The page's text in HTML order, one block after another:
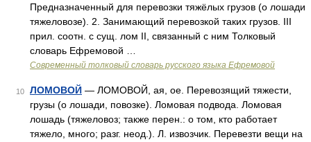
Предназначенный для перевозки тяжёлых грузов (о лошади
тяжеловозе). 2. Занимающий перевозкой таких грузов. III
прил. соотн. с сущ. лом II, связанный с ним Толковый
словарь Ефремовой …
Современный толковый словарь русского языка Ефремовой
10 ЛОМОВОЙ — ЛОМОВОЙ, ая, ое. Перевозящий тяжести,
грузы (о лошади, повозке). Ломовая подвода. Ломовая
лошадь (тяжеловоз; также перен.: о том, кто работает
тяжело, много; разг. неод.). Л. извозчик. Перевезти вещи на